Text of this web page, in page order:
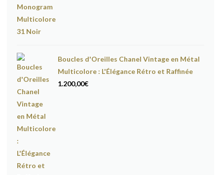
Boucles d'Oreilles Chanel Vintage en Métal
Multicolore : L'Élégance Rétro et Raffinée
1.200,00€